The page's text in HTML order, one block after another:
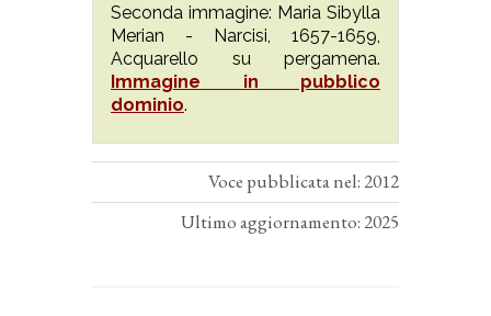
Seconda immagine: Maria Sibylla
Merian - Narcisi, 1657-1659,
Acquarello su pergamena.
Immagine in pubblico
dominio.
Voce pubblicata nel: 2012
Ultimo aggiornamento: 2025